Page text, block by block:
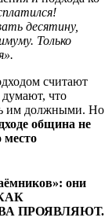
десятину,
Только
считают
что
им должными. Но
община не
место
они
ПРОЯВЛЯЮТ.